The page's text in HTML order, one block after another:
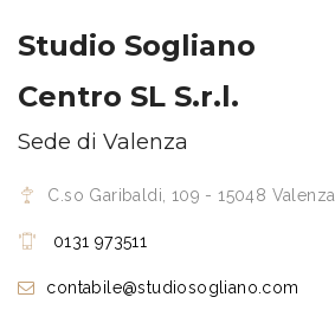
Studio Sogliano
Centro SL S.r.l.
Sede di Valenza
C.so Garibaldi, 109 - 15048 Valenza
0131 973511
contabile@studiosogliano.com